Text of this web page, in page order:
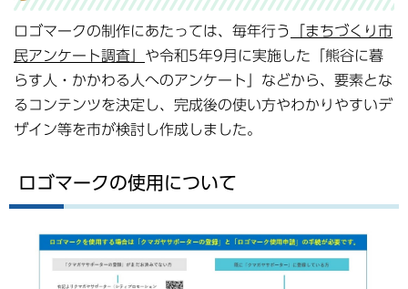
ロゴマークの制作にあたっては、毎年行う
「まちづくり市
民アンケート調査」 や令和5年9月に実施した「熊谷に暮
らす人・かかわる人へのアンケート」などから、要素とな
るコンテンツを決定し、完成後の使い方やわかりやすいデ
ザイン等を市が検討し作成しました。
ロゴマークの使用について